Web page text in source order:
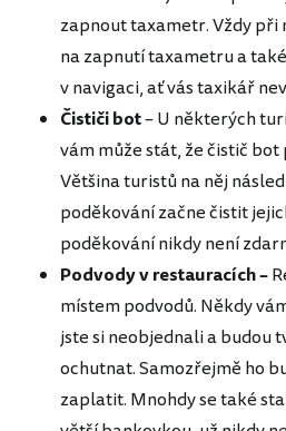
zapnout taxametr. Vždy
na zapnutí taxametru a
v navigaci, ať vás taxikář
Čističi bot– U některých
vám může stát, že čistič
Většina turistů na něj
poděkování začne čistit
poděkování nikdy není
Podvody v restauracích –
místem podvodů. Někdy
jste si neobjednali a budou
ochutnat. Samozřejmě ho
zaplatit. Mnohdy se také